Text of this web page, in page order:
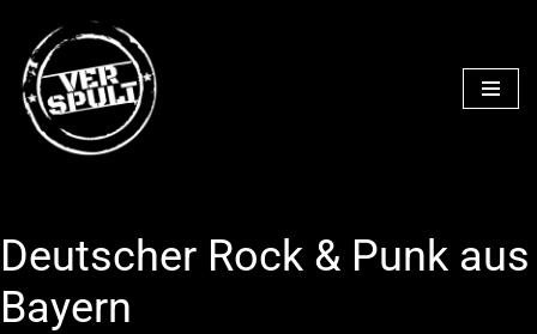
Zum
Inhalt
springen
Deutscher Rock & Punk aus
Bayern